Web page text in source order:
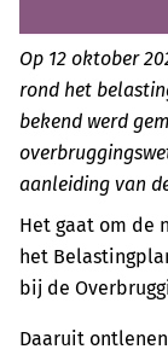
Op 12 oktober
rond het
bekend werd
aanleiding van
Het gaat om de
het
bij de
Daaruit